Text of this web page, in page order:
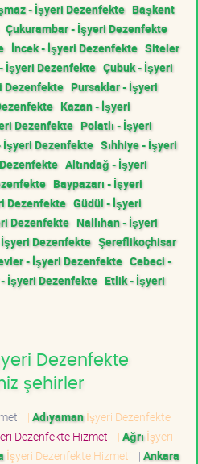
- İşyeri Dezenfekte Başkent
Çukurambar - İşyeri Dezenfekte
İncek - İşyeri Dezenfekte Siteler
İşyeri Dezenfekte Çubuk - İşyeri
Dezenfekte Pursaklar - İşyeri
Kazan - İşyeri
Dezenfekte Polatlı - İşyeri
İşyeri Dezenfekte Sıhhiye - İşyeri
Altındağ - İşyeri
Baypazarı - İşyeri
Dezenfekte Güdül - İşyeri
Dezenfekte Nallıhan - İşyeri
Dezenfekte Şereflikoçhisar
- İşyeri Dezenfekte Cebeci -
İşyeri Dezenfekte Etlik - İşyeri
Dezenfekte
şehirler
| Adıyamanİşyeri Dezenfekte
Dezenfekte Hizmeti | Ağrı İşyeri
İşyeri Dezenfekte Hizmeti | Ankara